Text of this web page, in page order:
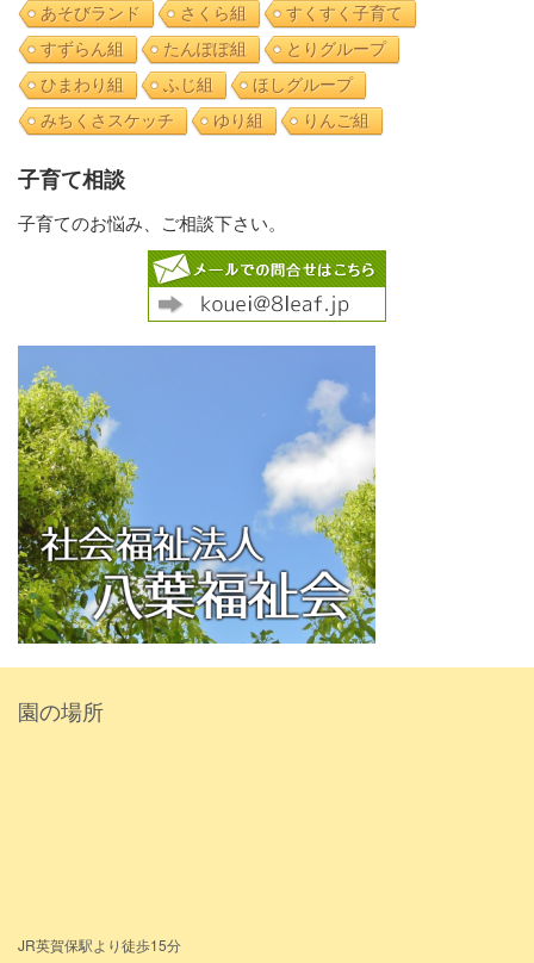
あそびランド さくら組
すくすく子育て
すずらん組
たんぽぽ組
とりグループ
ひまわり組
ふじ組
ほしグループ
みちくさスケッチ
ゆり組 りんご組
子育て相談
子育てのお悩み、ご相談下さい。
園の場所
JR英賀保駅より徒歩15分